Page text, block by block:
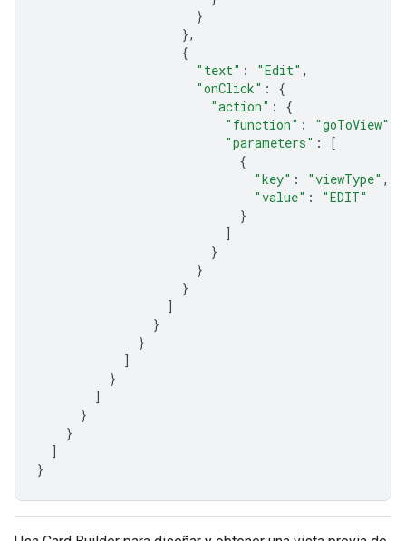
}
},
{
"text" : "Edit" ,
"onClick" :
{
"action" :
{
"function" : "goToView"
"parameters" :
[
{
"key" : "viewType" ,
"value" :
"EDIT"
}
]
}
}
}
]
}
}
]
}
]
}
}
]
}